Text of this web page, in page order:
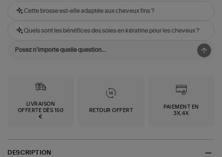
Cette brosse est-elle adaptée aux cheveux fins ?
Quels sont les bénéfices des soies en kératine pour les cheveux ?
LIVRAISON
OFFERTE DÈS 150
€
RETOUR OFFERT
PAIEMENT EN
3X,4X
DESCRIPTION